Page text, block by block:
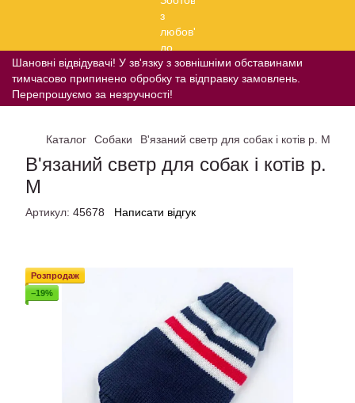
Шановні відвідувачі! У зв'язку з зовнішніми обставинами
тимчасово припинено обробку та відправку замовлень.
Перепрошуємо за незручності!
Каталог Собаки В'язаний светр для собак і котів р. М
В'язаний светр для собак і котів р.
М
Артикул: 45678 Написати відгук
Розпродаж
−19%